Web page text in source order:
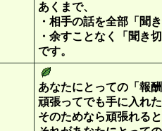
あくまで、
・相手の話を全部「聞
・余すことなく「聞き
です。
あなたにとっての「報
頑張ってでも手に入れ
そのためなら頑張れる